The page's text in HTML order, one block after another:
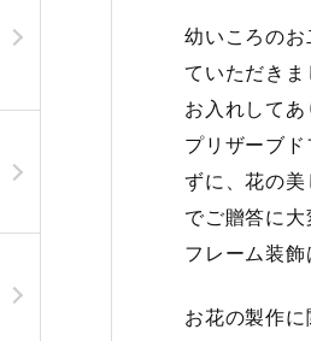
幼いころの
ていただき
お入れしてあ
プリザーブ
ずに、花の
でご贈答に大
フレーム装
お花の製作